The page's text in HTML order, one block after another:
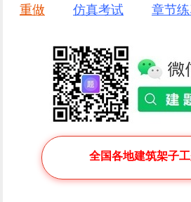
重做
仿真考试 章节练
全国各地建筑架子